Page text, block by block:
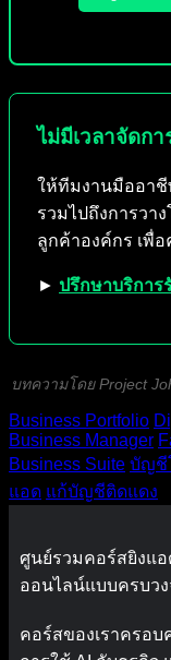
ไม่มีเวลาจัดก
ให้ทีมงานมืออาชี
รวมไปถึงการวาง
ลูกค้าองค์กร เพื่
► ปรึกษาบริการ
บทความโดย Project
Business Portfolio
Business Manager
Business Suite บัญชี
แอด แก้บัญชีติดแดง
ศูนย์รวมคอร์สยิงแอ
ออนไลน์แบบครบว
คอร์สของเราครอบ